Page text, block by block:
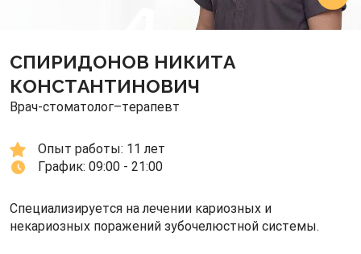
СПИРИДОНОВ НИКИТА
КОНСТАНТИНОВИЧ
Врач-стоматолог–терапевт
Опыт работы: 11 лет
График: 09:00 - 21:00
Специализируется на лечении кариозных и
некариозных поражений зубочелюстной системы.